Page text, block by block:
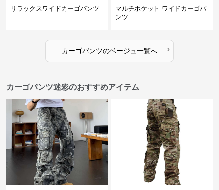
リラックスワイドカーゴパンツ
マルチポケット ワイドカーゴパ
ンツ
カーゴパンツのベージュ一覧へ ›
カーゴパンツ迷彩のおすすめアイテム